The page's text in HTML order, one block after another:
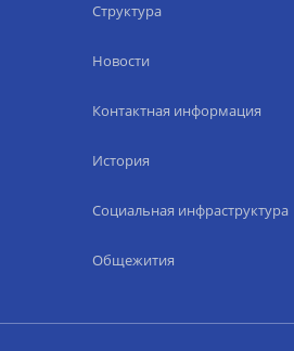
Структура
Новости
Контактная информация
История
Социальная инфраструктура
Общежития